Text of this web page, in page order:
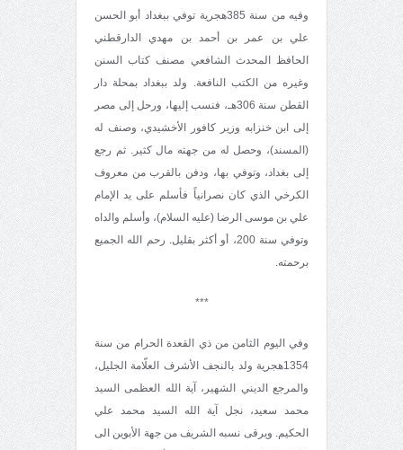
وفيه من سنة 385هجرية توفي ببغداد أبو الحسن
علي بن عمر بن أحمد بن مهدي الدارقطني
الحافظ المحدث الشافعي مصنف كتاب السنن
وغيره من الكتب النافعة. ولد ببغداد بمحلة دار
القطن سنة 306هـ، فنسب إليها، ورحل إلى مصر
إلى ابن خنزابه وزير كافور الأخشيدي، وصنف له
(المسند)، وحصل له من جهته مال كثير. ثم رجع
إلى بغداد، وتوفي بها، ودفن بالقرب من معروف
الكرخي الذي كان نصرانياً فأسلم على يد الإمام
علي بن موسى الرضا (عليه السلام)، وأسلم والداه
وتوفي سنة 200، أو أكثر بقليل. رحم الله الجميع
برحمته.
***
وفي اليوم الثامن من ذي القعدة الحرام من سنة
1354هجرية ولد بالنجف الأشرف العلّامة الجليل،
والمرجع الديني الشهير، آية الله العظمى السيد
محمد سعيد، نجل آية الله السيد محمد علي
الحكيم. ويرقى نسبه الشريف من جهة الأبوين الى